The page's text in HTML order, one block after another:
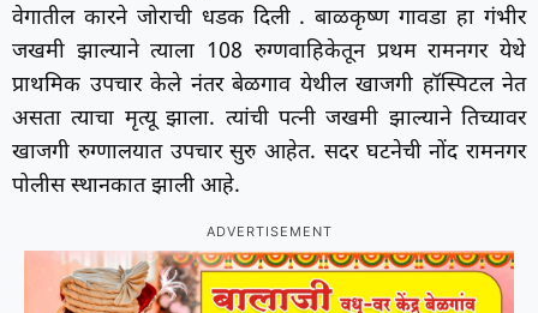
वेगातील कारने जोराची धडक दिली . बाळकृष्ण गावडा हा गंभीर
जखमी झाल्याने त्याला 108 रुग्णवाहिकेतून प्रथम रामनगर येथे
प्राथमिक उपचार केले नंतर बेळगाव येथील खाजगी हॉस्पिटल नेत
असता त्याचा मृत्यू झाला. त्यांची पत्नी जखमी झाल्याने तिच्यावर
खाजगी रुग्णालयात उपचार सुरु आहेत. सदर घटनेची नोंद रामनगर
पोलीस स्थानकात झाली आहे.
ADVERTISEMENT